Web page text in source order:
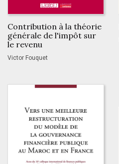
Contribution à la théorie
générale de l'impôt sur
le revenu
Victor Fouquet